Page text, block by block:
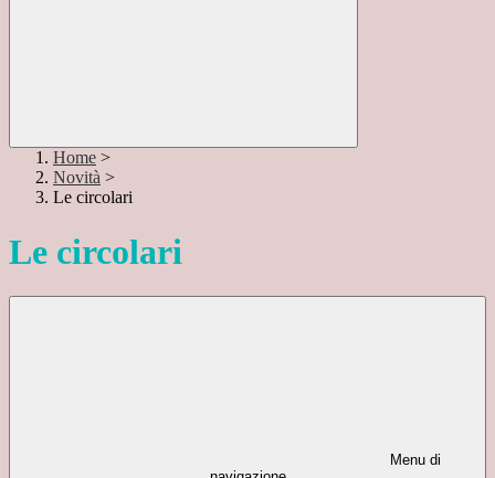
Home >
Novità >
Le circolari
Le circolari
Menu di